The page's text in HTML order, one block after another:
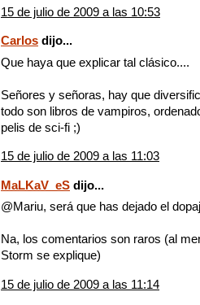
15 de julio de 2009 a las 10:53
Carlos dijo...
Que haya que explicar tal clásico....
Señores y señoras, hay que
todo son libros de vampiros,
pelis de sci-fi ;)
15 de julio de 2009 a las 11:03
MaLKaV_eS dijo...
@Mariu, será que has dejado el
Na, los comentarios son raros (al
Storm se explique)
15 de julio de 2009 a las 11:14